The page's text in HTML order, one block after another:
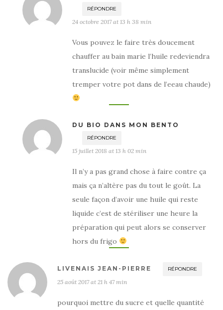
RÉPONDRE
24 octobre 2017 at 13 h 38 min
Vous pouvez le faire très doucement
chauffer au bain marie l’huile redeviendra
translucide (voir même simplement
tremper votre pot dans de l’eeau chaude)
DU BIO DANS MON BENTO
RÉPONDRE
15 juillet 2018 at 13 h 02 min
Il n’y a pas grand chose à faire contre ça
mais ça n’altère pas du tout le goût. La
seule façon d’avoir une huile qui reste
liquide c’est de stériliser une heure la
préparation qui peut alors se conserver
hors du frigo
LIVENAIS JEAN-PIERRE RÉPONDRE
25 août 2017 at 21 h 47 min
pourquoi mettre du sucre et quelle quantité